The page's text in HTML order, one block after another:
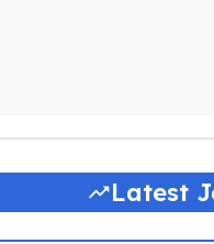
Latest